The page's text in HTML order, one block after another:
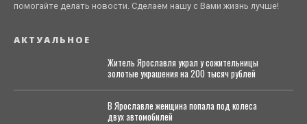
помогайте делать новости. Сделаем нашу с Вами жизнь лучше!
АКТУАЛЬНОЕ
Житель Ярославля украл у сожительницы
золотые украшения на 200 тысяч рублей
В Ярославле женщина попала под колеса
двух автомобилей